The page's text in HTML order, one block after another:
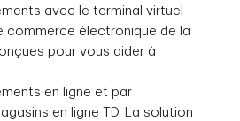
avec le terminal virtuel
commerce électronique de la
pour vous aider à
en ligne et par
en ligne TD. La solution